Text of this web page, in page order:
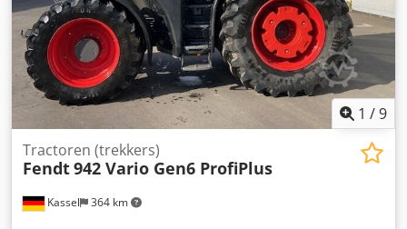
1 /9
Kassel 364 km
Tractoren (trekkers)
Fendt942 Vario Gen6 ProfiPlus